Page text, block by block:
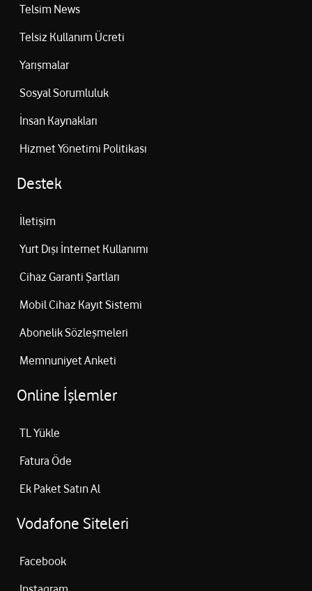
Telsim News
Telsiz Kullanım Ücreti
Yarışmalar
Sosyal Sorumluluk
İnsan Kaynakları
Hizmet Yönetimi Politikası
Destek
İletişim
Yurt Dışı İnternet Kullanımı
Cihaz Garanti Şartları
Mobil Cihaz Kayıt Sistemi
Abonelik Sözleşmeleri
Memnuniyet Anketi
Online İşlemler
TL Yükle
Fatura Öde
Ek Paket Satın Al
Vodafone Siteleri
Facebook